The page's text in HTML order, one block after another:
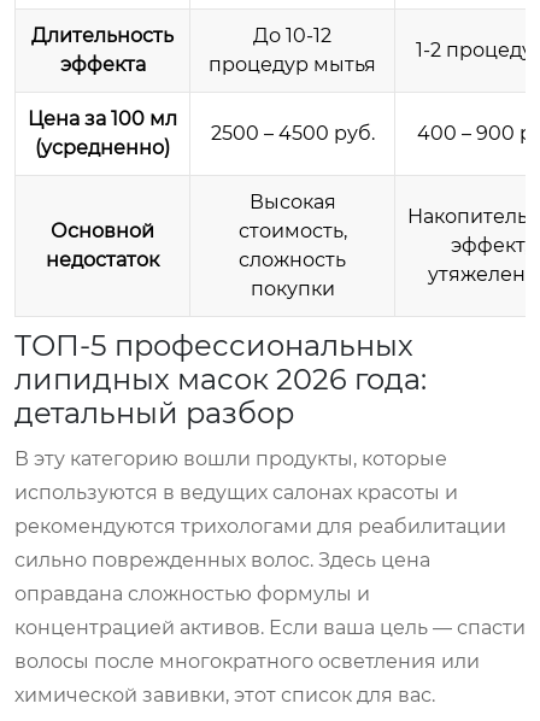
Длительность
эффекта
До 10-12
процедур мытья
1-2
Цена за 100 мл
(усредненно)
2500 – 4500 руб. 400 – 900
Основной
недостаток
Высокая
стоимость,
сложность
покупки
эффект,
ТОП-5 профессиональных
липидных масок 2026 года:
детальный разбор
В эту категорию вошли продукты, которые
используются в ведущих салонах красоты и
рекомендуются трихологами для реабилитации
сильно поврежденных волос. Здесь цена
оправдана сложностью формулы и
концентрацией активов. Если ваша цель — спасти
волосы после многократного осветления или
химической завивки, этот список для вас.